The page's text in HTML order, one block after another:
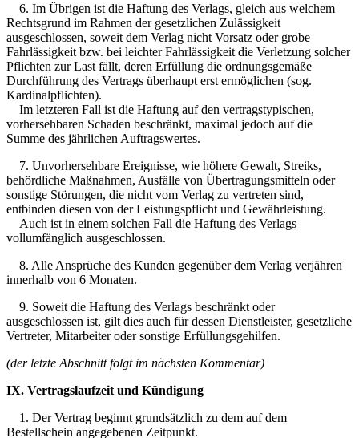
6. Im Übrigen ist die Haftung des Verlags, gleich aus welchem
Rechtsgrund im Rahmen der gesetzlichen Zulässigkeit
ausgeschlossen, soweit dem Verlag nicht Vorsatz oder grobe
Fahrlässigkeit bzw. bei leichter Fahrlässigkeit die Verletzung solcher
Pflichten zur Last fällt, deren Erfüllung die ordnungsgemäße
Durchführung des Vertrags überhaupt erst ermöglichen (sog.
Kardinalpflichten).
Im letzteren Fall ist die Haftung auf den vertragstypischen,
vorhersehbaren Schaden beschränkt, maximal jedoch auf die
Summe des jährlichen Auftragswertes.
7. Unvorhersehbare Ereignisse, wie höhere Gewalt, Streiks,
behördliche Maßnahmen, Ausfälle von Übertragungsmitteln oder
sonstige Störungen, die nicht vom Verlag zu vertreten sind,
entbinden diesen von der Leistungspflicht und Gewährleistung.
Auch ist in einem solchen Fall die Haftung des Verlags
vollumfänglich ausgeschlossen.
8. Alle Ansprüche des Kunden gegenüber dem Verlag verjähren
innerhalb von 6 Monaten.
9. Soweit die Haftung des Verlags beschränkt oder
ausgeschlossen ist, gilt dies auch für dessen Dienstleister, gesetzliche
Vertreter, Mitarbeiter oder sonstige Erfüllungsgehilfen.
(der letzte Abschnitt folgt im nächsten Kommentar)
IX. Vertragslaufzeit und Kündigung
1. Der Vertrag beginnt grundsätzlich zu dem auf dem
Bestellschein angegebenen Zeitpunkt.